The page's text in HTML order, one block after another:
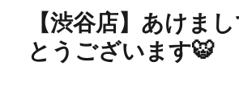
【渋谷店】あけま
とうございます🐯